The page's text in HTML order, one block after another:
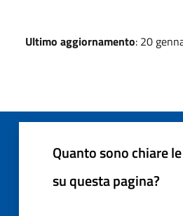
Ultimo aggiornamento: 20
Quanto sono chiare
su questa pagina?